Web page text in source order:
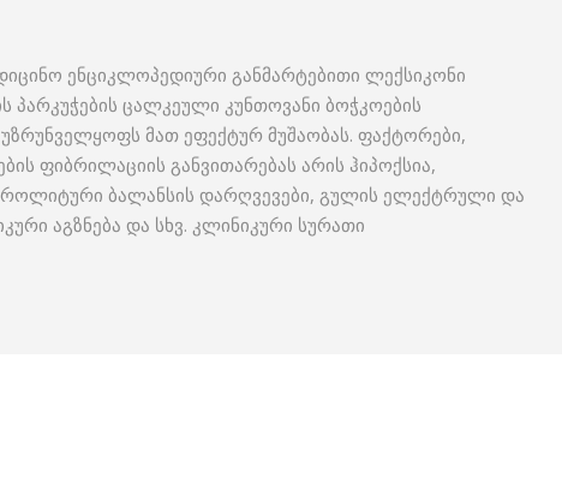
ენციკლოპედიური განმარტებითი ლექსიკონი
პარკუჭების ცალკეული კუნთოვანი ბოჭკოების
მათ ეფექტურ მუშაობას. ფაქტორები,
ფიბრილაციის განვითარებას არის ჰიპოქსია,
ბალანსის დარღვევები, გულის ელექტრული და
აგზნება და სხვ. კლინიკური სურათი